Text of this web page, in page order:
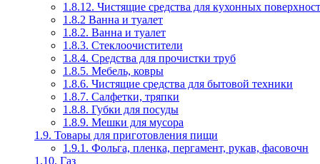
1.8.12. Чистящие средства для кухонных
1.8.2 Ванна и туалет
1.8.2. Ванна и туалет
1.8.3. Стеклоочистители
1.8.4. Средства для прочистки труб
1.8.5. Мебель, ковры
1.8.6. Чистящие средства для бытовой техники
1.8.7. Салфетки, тряпки
1.8.8. Губки для посуды
1.8.9. Мешки для мусора
1.9. Товары для приготовления пищи
1.9.1. Фольга, пленка, пергамент, рукав, фасовочн
1.10. Газ